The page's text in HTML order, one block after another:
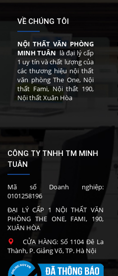
VỀ CHÚNG TÔI
NỘI THẤT VĂN PHÒNG
MINH TUÂN là đại lý cấp
1 uy tín và chất lượng của
các thương hiệu nội thất
văn phòng The One, Nội
thất Fami, Nội thất 190,
Nội thất Xuân Hòa
CÔNG TY TNHH TM MINH
TUÂN
Mã số Doanh nghiệp:
0101258196
ĐẠI LÝ CẤP 1 NỘI THẤT VĂN
PHÒNG THE ONE, FAMI, 190,
XUÂN HÒA
CỬA HÀNG: Số 1104 Đê La
Thành, P. Giảng Võ, TP. Hà Nội